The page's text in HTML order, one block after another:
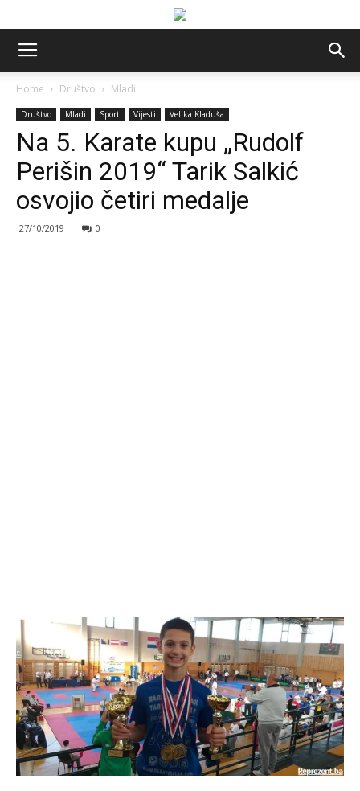
Home Društvo Mladi
Društvo Mladi Sport Vijesti Velika Kladuša
Na 5. Karate kupu „Rudolf
Perišin 2019“ Tarik Salkić
osvojio četiri medalje
27/10/2019 0